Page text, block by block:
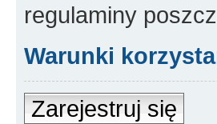
regulaminy
Warunki
Zarejestruj się